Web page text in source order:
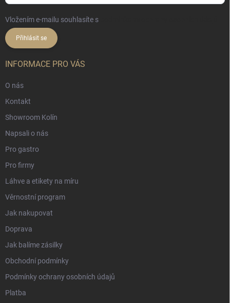
Vložením e-mailu souhlasíte s
Přihlásit se
INFORMACE PRO VÁS
O nás
Kontakt
Showroom Kolín
Napsali o nás
Pro gastro
Pro firmy
Láhve a etikety na míru
Věrnostní program
Jak nakupovat
Doprava
Jak balíme zásilky
Obchodní podmínky
Podmínky ochrany osobních údajů
Platba